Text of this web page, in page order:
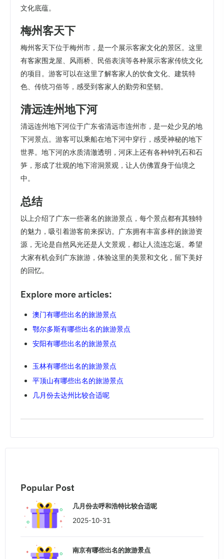
文化底蕴。
梅州客天下
梅州客天下位于梅州市，是一个展示客家文化的景区。这里
有客家围龙屋、风雨桥、民俗表演等各种展示客家传统文化
的项目。游客可以在这里了解客家人的饮食文化、建筑特
色、传统习俗等，感受到客家人的勤劳和坚韧。
清远连州地下河
清远连州地下河位于广东省清远市连州市，是一处少见的地
下河景点。游客可以乘船在地下河中穿行，感受神秘的地下
世界。地下河的水质清澈透明，河床上还有各种钟乳石和石
笋，形成了壮观的地下溶洞景观，让人仿佛置身于仙境之
中。
总结
以上介绍了广东一些著名的旅游景点，每个景点都有其独特
的魅力，吸引着游客前来探访。广东拥有丰富多样的旅游资
源，无论是自然风光还是人文景观，都让人流连忘返。希望
大家有机会到广东旅游，体验这里的美景和文化，留下美好
的回忆。
Explore more articles:
澳门有哪些出名的旅游景点
鄂尔多斯有哪些出名的旅游景点
安阳有哪些出名的旅游景点
玉林有哪些出名的旅游景点
平顶山有哪些出名的旅游景点
几月份去达州比较合适呢
Popular Post
几月份去呼和浩特比较合适呢
2025-10-31
南京有哪些出名的旅游景点